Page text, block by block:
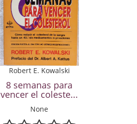
Robert E. Kowalski
8 semanas para
vencer el coleste...
None